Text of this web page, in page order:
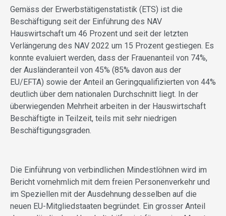
Gemäss der Erwerbstätigenstatistik (ETS) ist die
Beschäftigung seit der Einführung des NAV
Hauswirtschaft um 46 Prozent und seit der letzten
Verlängerung des NAV 2022 um 15 Prozent gestiegen. Es
konnte evaluiert werden, dass der Frauenanteil von 74%,
der Ausländeranteil von 45% (85% davon aus der
EU/EFTA) sowie der Anteil an Geringqualifizierten von 44%
deutlich über dem nationalen Durchschnitt liegt. In der
überwiegenden Mehrheit arbeiten in der Hauswirtschaft
Beschäftigte in Teilzeit, teils mit sehr niedrigen
Beschäftigungsgraden.
Die Einführung von verbindlichen Mindestlöhnen wird im
Bericht vornehmlich mit dem freien Personenverkehr und
im Speziellen mit der Ausdehnung desselben auf die
neuen EU-Mitgliedstaaten begründet. Ein grosser Anteil